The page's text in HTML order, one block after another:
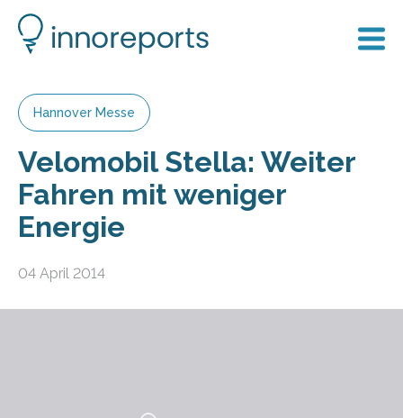
Hannover Messe
Velomobil Stella: Weiter
Fahren mit weniger
Energie
04 April 2014